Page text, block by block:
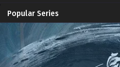
Swallowed Star
Indonesia
Eps 41 - December
Swallowed Star
Apotheosis
Immortality Season 3
Jade Dynasty Season 2
Popular Series